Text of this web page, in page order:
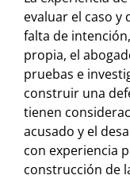
evaluar el caso y
falta de
propia, el
pruebas e
construir una
tienen
acusado y el
con experiencia
construcción de